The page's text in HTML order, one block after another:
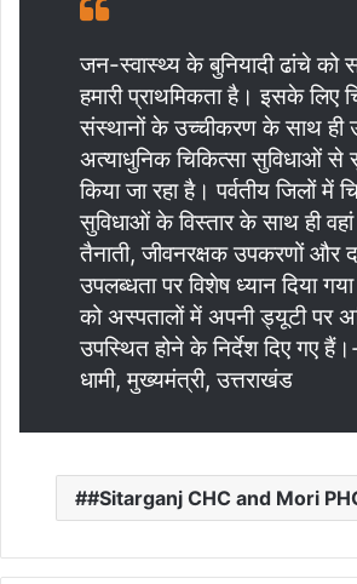
जन-स्वास्थ्य के बुनियादी ढांचे को
हमारी प्राथमिकता है। इसके लिए
संस्थानों के उच्चीकरण के साथ ही
अत्याधुनिक चिकित्सा सुविधाओं
किया जा रहा है। पर्वतीय जिलों में
सुविधाओं के विस्तार के साथ ही वहां
तैनाती, जीवनरक्षक उपकरणों और
उपलब्धता पर विशेष ध्यान दिया
को अस्पतालों में अपनी ड्यूटी पर
उपस्थित होने के निर्देश दिए गए
धामी, मुख्यमंत्री, उत्तराखंड
#Sitarganj CHC and Mori